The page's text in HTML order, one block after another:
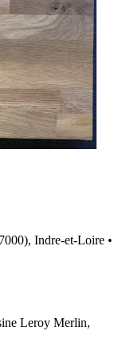
Indre-et-Loire •
Leroy Merlin,